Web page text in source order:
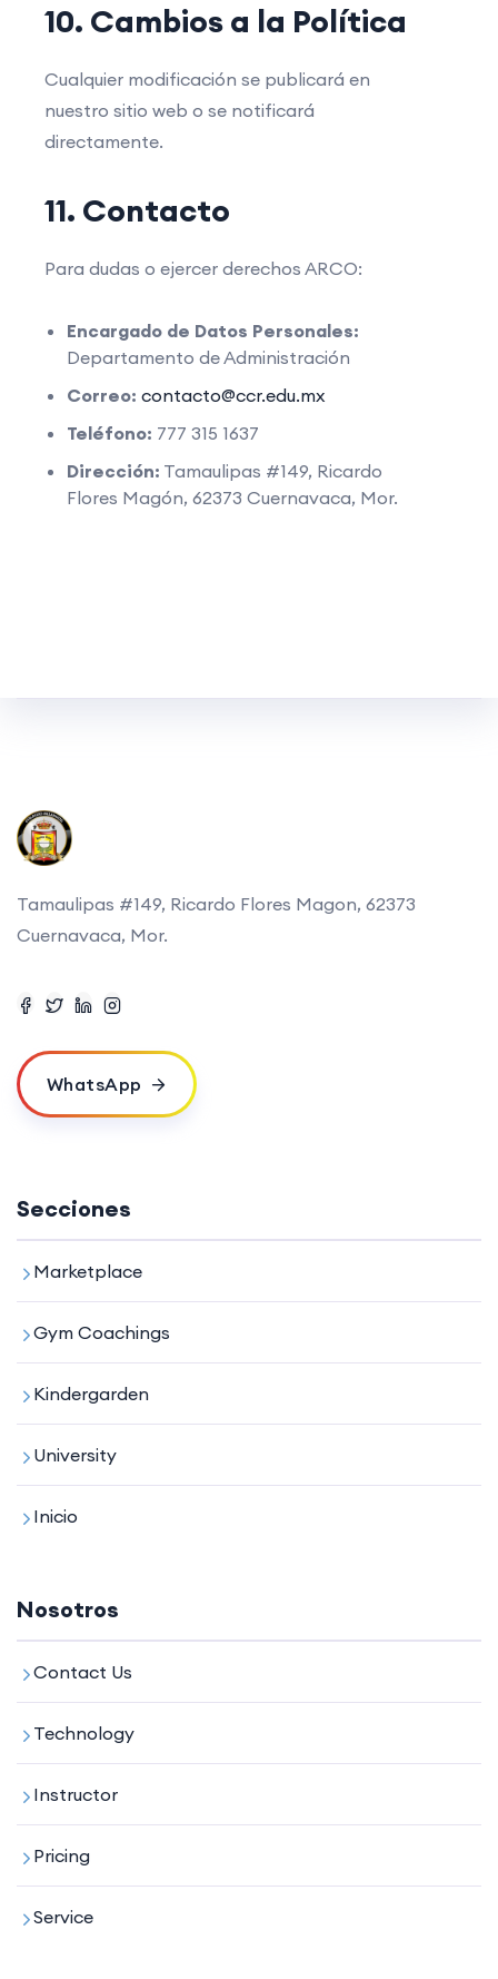
10. Cambios a la Política
Cualquier modificación se publicará en
nuestro sitio web o se notificará
directamente.
11. Contacto
Para dudas o ejercer derechos ARCO:
Encargado de Datos Personales:
Departamento de Administración
Correo: contacto@ccr.edu.mx
Teléfono: 777 315 1637
Dirección: Tamaulipas #149, Ricardo
Flores Magón, 62373 Cuernavaca, Mor.
Tamaulipas #149, Ricardo Flores Magon, 62373
Cuernavaca, Mor.
WhatsApp
Secciones
Marketplace
Gym Coachings
Kindergarden
University
Inicio
Nosotros
Contact Us
Technology
Instructor
Pricing
Service